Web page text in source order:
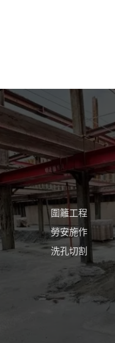
圍籬工程
勞安施作
洗孔切割